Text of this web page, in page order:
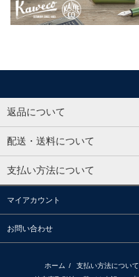
返品について
配送・送料について
支払い方法について
マイアカウント
お問い合わせ
ホーム / 支払い方法について